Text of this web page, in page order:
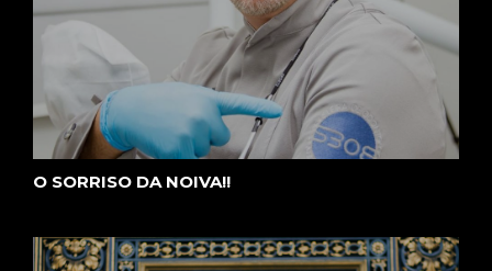
O SORRISO DA NOIVA!!